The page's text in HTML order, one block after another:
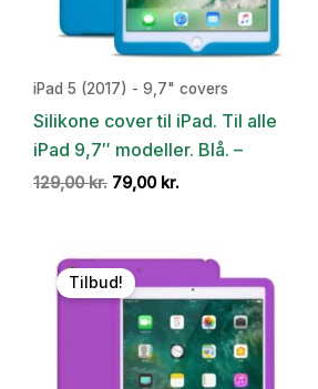
iPad 5 (2017) - 9,7" covers
Silikone cover til iPad. Til alle
iPad 9,7″ modeller. Blå. –
129,00kr. Den
129,00 kr..
79,00 kr.
79,00 kr..
Tilbud!